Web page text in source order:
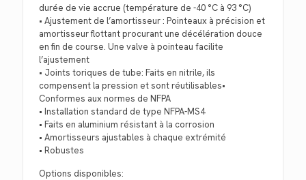
durée de vie accrue (température de -40 °C à 93 °C)
• Ajustement de l’amortisseur : Pointeaux à précision et
amortisseur flottant procurant une décélération douce
en fin de course. Une valve à pointeau facilite
l’ajustement
• Joints toriques de tube: Faits en nitrile, ils
compensent la pression et sont réutilisables•
Conformes aux normes de NFPA
• Installation standard de type NFPA-MS4
• Faits en aluminium résistant à la corrosion
• Amortisseurs ajustables à chaque extrémité
• Robustes
Options disponibles: